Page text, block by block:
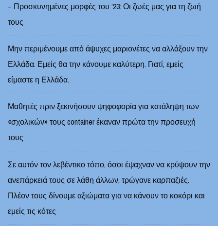
– Προσκυνημένες μορφές του ’23: Οι ζωές μας για τη ζωή
τους
Μην περιμένουμε από άψυχες μαριονέτες να αλλάξουν την
Ελλάδα. Εμείς θα την κάνουμε καλύτερη. Γιατί, εμείς
είμαστε η Ελλάδα.
Μαθητές πριν ξεκινήσουν ψηφοφορία για κατάληψη των
«σχολικών» τους container έκαναν πρώτα την προσευχή
τους
Σε αυτόν τον λεβέντικο τόπο, όσοι έψαχναν να κρύψουν την
ανεπάρκειά τους σε λάθη άλλων, τρώγανε καρπαζιές.
Πλέον τους δίνουμε αξιώματα για να κάνουν το κοκόρι και
εμείς τις κότες